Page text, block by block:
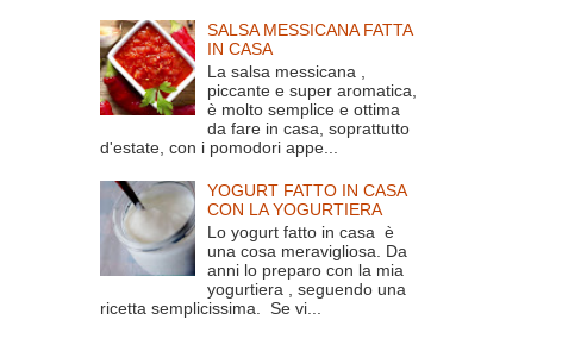
SALSA MESSICANA FATTA
IN CASA
La salsa messicana ,
piccante e super aromatica,
è molto semplice e ottima
da fare in casa, soprattutto
d'estate, con i pomodori appe...
YOGURT FATTO IN CASA
CON LA YOGURTIERA
Lo yogurt fatto in casa è
una cosa meravigliosa. Da
anni lo preparo con la mia
yogurtiera , seguendo una
ricetta semplicissima. Se vi...